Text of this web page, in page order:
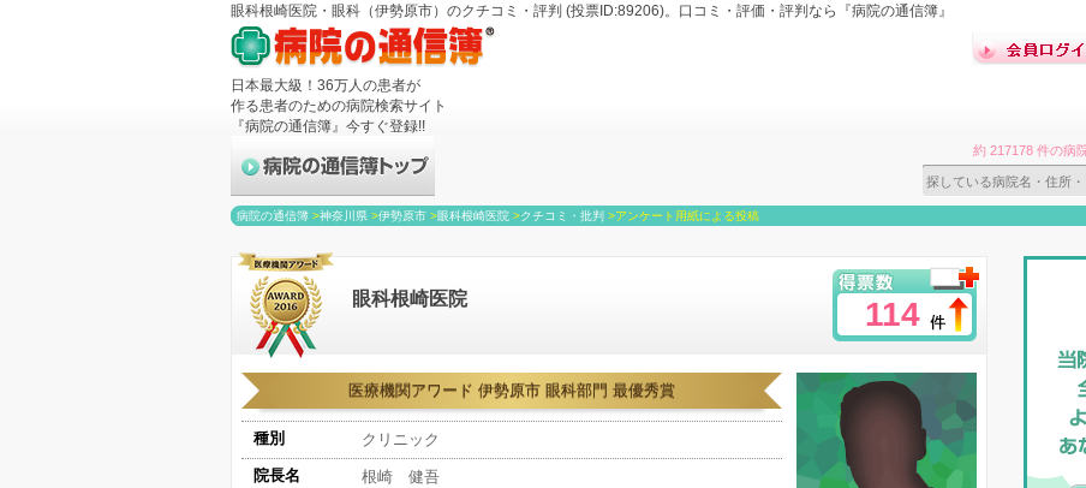
眼科根崎医院・眼科（伊勢原市）のクチコミ・評判 (投票ID:89206)。口コミ・評価・評判なら『病院の通信簿』
日本最大級！36万人の患者が
作る患者のための病院検索サイト
『病院の通信簿』今すぐ登録!!
約 217178 件の病
病院の通信簿 >神奈川県 >伊勢原市 >眼科根崎医院 >クチコミ・批判 >アンケート用紙による投稿
眼科根崎医院 114
医療機関アワード 伊勢原市 眼科部門 最優秀賞
種別
クリニック
院長名
根崎 健吾